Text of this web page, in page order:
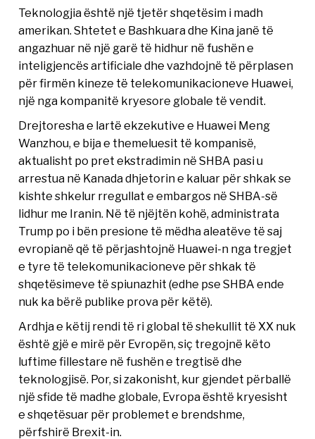
Teknologjia është një tjetër shqetësim i madh
amerikan. Shtetet e Bashkuara dhe Kina janë të
angazhuar në një garë të hidhur në fushën e
inteligjencës artificiale dhe vazhdojnë të përplasen
për firmën kineze të telekomunikacioneve Huawei,
një nga kompanitë kryesore globale të vendit.
Drejtoresha e lartë ekzekutive e Huawei Meng
Wanzhou, e bija e themeluesit të kompanisë,
aktualisht po pret ekstradimin në SHBA pasi u
arrestua në Kanada dhjetorin e kaluar për shkak se
kishte shkelur rregullat e embargos në SHBA-së
lidhur me Iranin. Në të njëjtën kohë, administrata
Trump po i bën presione të mëdha aleatëve të saj
evropianë që të përjashtojnë Huawei-n nga tregjet
e tyre të telekomunikacioneve për shkak të
shqetësimeve të spiunazhit (edhe pse SHBA ende
nuk ka bërë publike prova për këtë).
Ardhja e këtij rendi të ri global të shekullit të XX nuk
është gjë e mirë për Evropën, siç tregojnë këto
luftime fillestare në fushën e tregtisë dhe
teknologjisë. Por, si zakonisht, kur gjendet përballë
një sfide të madhe globale, Evropa është kryesisht
e shqetësuar për problemet e brendshme,
përfshirë Brexit-in.